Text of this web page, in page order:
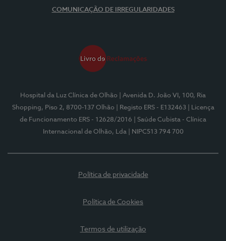
COMUNICAÇÃO DE IRREGULARIDADES
Hospital da Luz Clínica de Olhão
| Avenida D. João VI, 100, Ria
Shopping, Piso 2, 8700-137 Olhão
| Registo ERS - E132463
| Licença
de Funcionamento ERS - 12628/2016
| Saúde Cubista - Clínica
Internacional de Olhão, Lda
| NIPC513 794 700
Política de privacidade
Política de Cookies
Termos de utilização